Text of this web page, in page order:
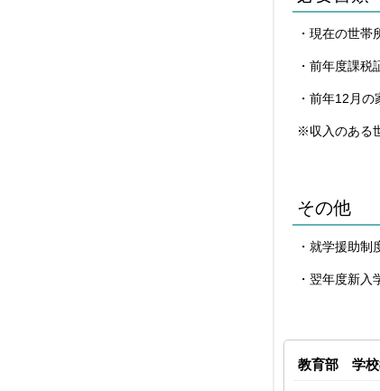
・現在の世
・前年度課
・前年12月
※収入のある
その他
・就学援助制
・翌年度新
教育部 学校